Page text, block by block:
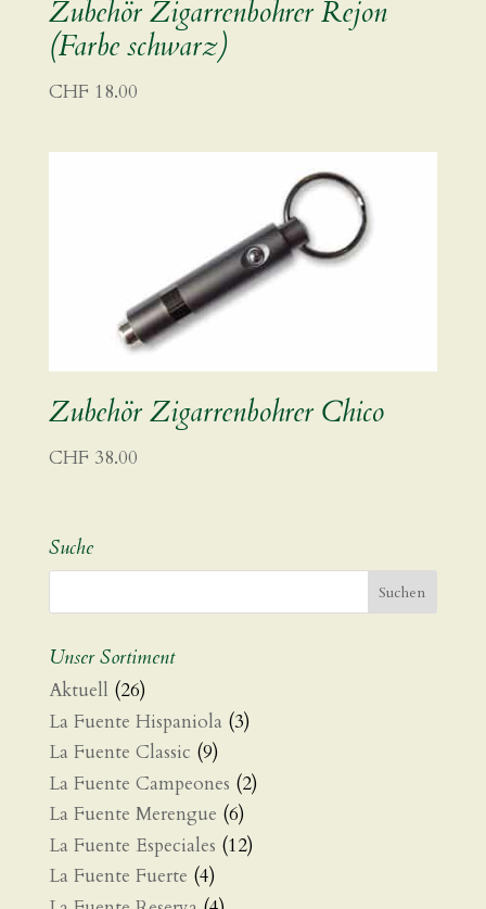
Zubehör Zigarrenbohrer Rejon
(Farbe schwarz)
CHF 18.00
Zubehör Zigarrenbohrer Chico
CHF 38.00
Suche
Unser Sortiment
Aktuell (26)
La Fuente Hispaniola (3)
La Fuente Classic (9)
La Fuente Campeones (2)
La Fuente Merengue (6)
La Fuente Especiales (12)
La Fuente Fuerte (4)